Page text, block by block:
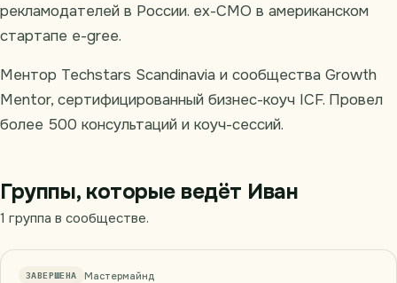
рекламодателей в России. ex-CMO в американском
стартапе e-gree.
Ментор Techstars Scandinavia и сообщества Growth
Mentor, сертифицированный бизнес-коуч ICF. Провел
более 500 консультаций и коуч-сессий.
Группы, которые ведёт Иван
1 группа в сообществе.
ЗАВЕРШЕНА Мастермайнд